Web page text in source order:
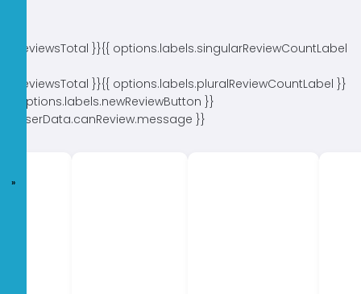
{{ reviewsTotal }}{{ options.labels.singularReviewCountLabel
{{ reviewsTotal }}{{ options.labels.pluralReviewCountLabel }}
{{ options.labels.newReviewButton }}
{{ userData.canReview.message }}